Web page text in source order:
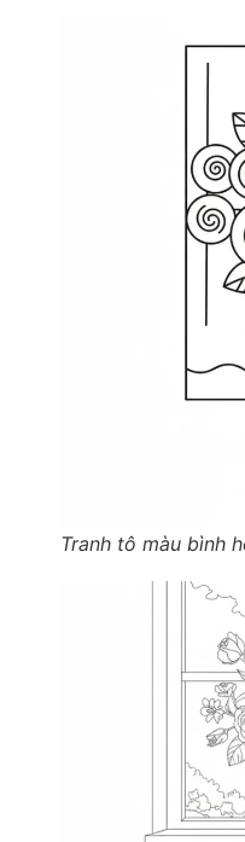
Tranh tô màu bình